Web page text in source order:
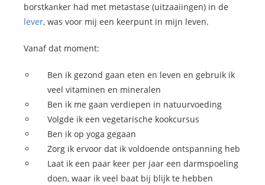
borstkanker had met metastase (uitzaaiingen) in de
lever, was voor mij een keerpunt in mijn leven.
Vanaf dat moment:
Ben ik gezond gaan eten en leven en gebruik ik
veel vitaminen en mineralen
Ben ik me gaan verdiepen in natuurvoeding
Volgde ik een vegetarische kookcursus
Ben ik op yoga gegaan
Zorg ik ervoor dat ik voldoende ontspanning heb
Laat ik een paar keer per jaar een darmspoeling
doen, waar ik veel baat bij blijk te hebben